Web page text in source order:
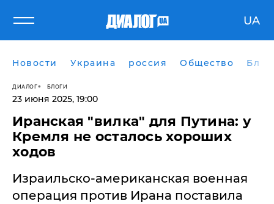
UA
Новости Украина россия Общество
ДИАЛОГ БЛОГИ
23 июня 2025, 19:00
​Иранская "вилка" для Путина: у
Кремля не осталось хороших
ходов
Израильско-американская военная
операция против Ирана поставила